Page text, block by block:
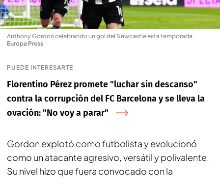
Anthony Gordon celebrando un gol del Newcastle esta temporada.
Europa Press
PUEDE INTERESARTE
Florentino Pérez promete "luchar sin descanso"
contra la corrupción del FC Barcelona y se lleva la
ovación: "No voy a parar"
Gordon explotó como futbolista y evolucionó
como un atacante agresivo, versátil y polivalente.
Su nivel hizo que fuera convocado con la